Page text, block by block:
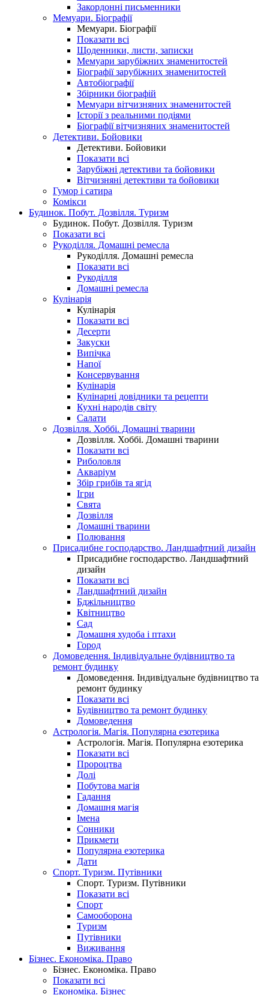
Закордонні письменники
Мемуари. Біографії
Мемуари. Біографії
Показати всі
Щоденники, листи, записки
Мемуари зарубіжних знаменитостей
Біографії зарубіжних знаменитостей
Автобіографії
Збірники біографій
Мемуари вітчизняних знаменитостей
Історії з реальними подіями
Біографії вітчизняних знаменитостей
Детективи. Бойовики
Детективи. Бойовики
Показати всі
Зарубіжні детективи та бойовики
Вітчизняні детективи та бойовики
Гумор і сатира
Комікси
Будинок. Побут. Дозвілля. Туризм
Будинок. Побут. Дозвілля. Туризм
Показати всі
Рукоділля. Домашні ремесла
Рукоділля. Домашні ремесла
Показати всі
Рукоділля
Домашні ремесла
Кулінарія
Кулінарія
Показати всі
Десерти
Закуски
Випічка
Напої
Консервування
Кулінарія
Кулінарні довідники та рецепти
Кухні народів світу
Салати
Дозвілля. Хоббі. Домашні тварини
Дозвілля. Хоббі. Домашні тварини
Показати всі
Риболовля
Акваріум
Збір грибів та ягід
Ігри
Свята
Дозвілля
Домашні тварини
Полювання
Присадибне господарство. Ландшафтний дизайн
Присадибне господарство. Ландшафтний
дизайн
Показати всі
Ландшафтний дизайн
Бджільництво
Квітництво
Сад
Домашня худоба і птахи
Город
Домоведення. Індивідуальне будівництво та
ремонт будинку
Домоведення. Індивідуальне будівництво та
ремонт будинку
Показати всі
Будівництво та ремонт будинку
Домоведення
Астрологія. Магія. Популярна езотерика
Астрологія. Магія. Популярна езотерика
Показати всі
Пророцтва
Долі
Побутова магія
Гадання
Домашня магія
Імена
Сонники
Прикмети
Популярна езотерика
Дати
Спорт. Туризм. Путівники
Спорт. Туризм. Путівники
Показати всі
Спорт
Самооборона
Туризм
Путівники
Виживання
Бізнес. Економіка. Право
Бізнес. Економіка. Право
Показати всі
Економіка. Бізнес